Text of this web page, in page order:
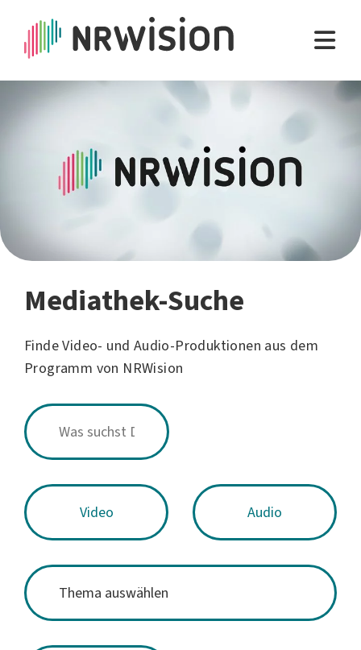
Mediathek-Suche
Finde Video- und Audio-Produktionen aus dem
Programm von NRWision
Video Audio